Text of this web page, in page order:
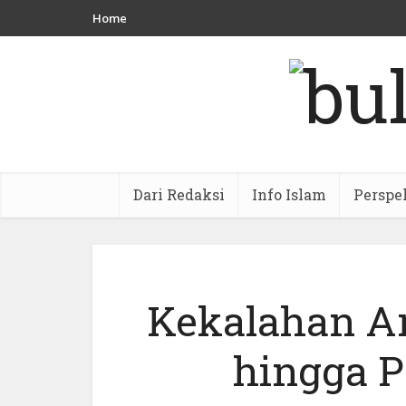
Home
Dari Redaksi Info Islam
Kekalahan
hingga